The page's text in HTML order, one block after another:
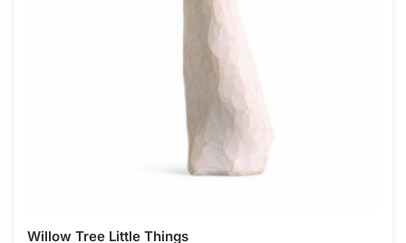
Willow Tree Little Things